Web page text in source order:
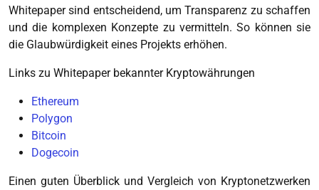
Whitepaper sind entscheidend, um Transparenz zu schaffen
und die komplexen Konzepte zu vermitteln. So können sie
die Glaubwürdigkeit eines Projekts erhöhen.
Links zu Whitepaper bekannter Kryptowährungen
Ethereum
Polygon
Bitcoin
Dogecoin
Einen guten Überblick und Vergleich von Kryptonetzwerken